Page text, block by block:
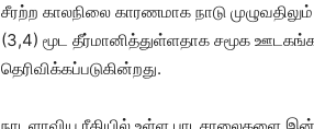
சீரற்ற காலநிலை காரணமாக நாடு
(3,4) மூட தீர்மானித்துள்ளதாக சமூக
தெரிவிக்கப்படுகின்றது.